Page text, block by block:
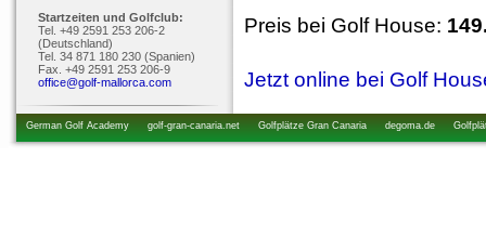
Startzeiten und Golfclub:
Tel. +49 2591 253 206-2
(Deutschland)
Tel. 34 871 180 230 (Spanien)
Fax. +49 2591 253 206-9
office@golf-mallorca.com
Preis bei Golf House:
Jetzt online bei Golf
German Golf Academy golf-gran-canaria.net Golfplätze Gran Canaria degoma.de
startzeiten.de golfkurs-urlaub.de